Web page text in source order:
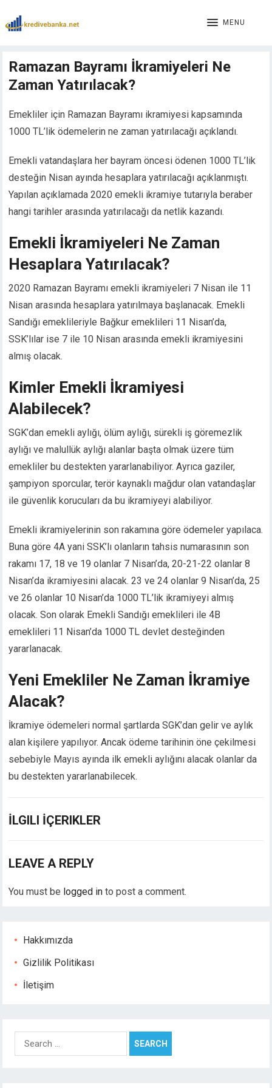
panel
panel
panel
panel
panel
panel
panel
panel
panel
panel
panel
panel
panel
satın al
satın al
panel
panel
panel
panel
panel
panel
panel
panel
panel
panel
panel
panel
panel
panel
panel
panel
panel
Panel
panel
Panel
Panel
Panel
panel
panel
panel
Hacklink
satın al
panel
MENU
Ramazan Bayramı İkramiyeleri Ne
Zaman Yatırılacak?
Emekliler için Ramazan Bayramı ikramiyesi kapsamında
1000 TL’lik ödemelerin ne zaman yatırılacağı açıklandı.
Emekli vatandaşlara her bayram öncesi ödenen 1000 TL’lik
desteğin Nisan ayında hesaplara yatırılacağı açıklanmıştı.
Yapılan açıklamada 2020 emekli ikramiye tutarıyla beraber
hangi tarihler arasında yatırılacağı da netlik kazandı.
Emekli İkramiyeleri Ne Zaman
Hesaplara Yatırılacak?
2020 Ramazan Bayramı emekli ikramiyeleri 7 Nisan ile 11
Nisan arasında hesaplara yatırılmaya başlanacak. Emekli
Sandığı emeklileriyle Bağkur emeklileri 11 Nisan’da,
SSK’lılar ise 7 ile 10 Nisan arasında emekli ikramiyesini
almış olacak.
Kimler Emekli İkramiyesi
Alabilecek?
SGK’dan emekli aylığı, ölüm aylığı, sürekli iş göremezlik
aylığı ve malullük aylığı alanlar başta olmak üzere tüm
emekliler bu destekten yararlanabiliyor. Ayrıca gaziler,
şampiyon sporcular, terör kaynaklı mağdur olan vatandaşlar
ile güvenlik korucuları da bu ikramiyeyi alabiliyor.
Emekli ikramiyelerinin son rakamına göre ödemeler yapılaca.
Buna göre 4A yani SSK’lı olanların tahsis numarasının son
rakamı 17, 18 ve 19 olanlar 7 Nisan’da, 20-21-22 olanlar 8
Nisan’da ikramiyesini alacak. 23 ve 24 olanlar 9 Nisan’da, 25
ve 26 olanlar 10 Nisan’da 1000 TL’lik ikramiyeyi almış
olacak. Son olarak Emekli Sandığı emeklileri ile 4B
emeklileri 11 Nisan’da 1000 TL devlet desteğinden
yararlanacak.
Yeni Emekliler Ne Zaman İkramiye
Alacak?
İkramiye ödemeleri normal şartlarda SGK’dan gelir ve aylık
alan kişilere yapılıyor. Ancak ödeme tarihinin öne çekilmesi
sebebiyle Mayıs ayında ilk emekli aylığını alacak olanlar da
bu destekten yararlanabilecek.
İLGILI İÇERIKLER
LEAVE A REPLY
You must be logged in to post a comment.
Hakkımızda
Gizlilik Politikası
İletişim
Search
for: